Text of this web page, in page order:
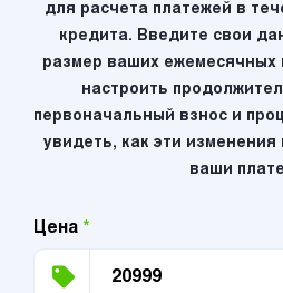
для расчета платежей в
кредита. Введите свои
размер ваших ежемесячных
настроить
первоначальный взнос и
увидеть, как эти изменения
ваши
Цена *